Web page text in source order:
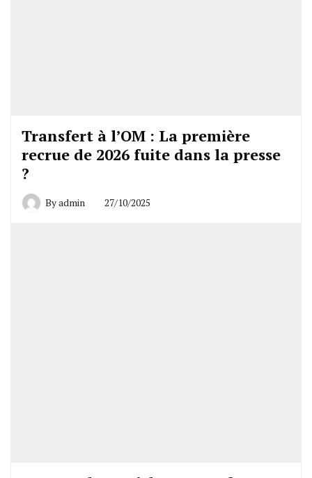
Transfert à l’OM : La première
recrue de 2026 fuite dans la presse
?
Byadmin 27/10/2025